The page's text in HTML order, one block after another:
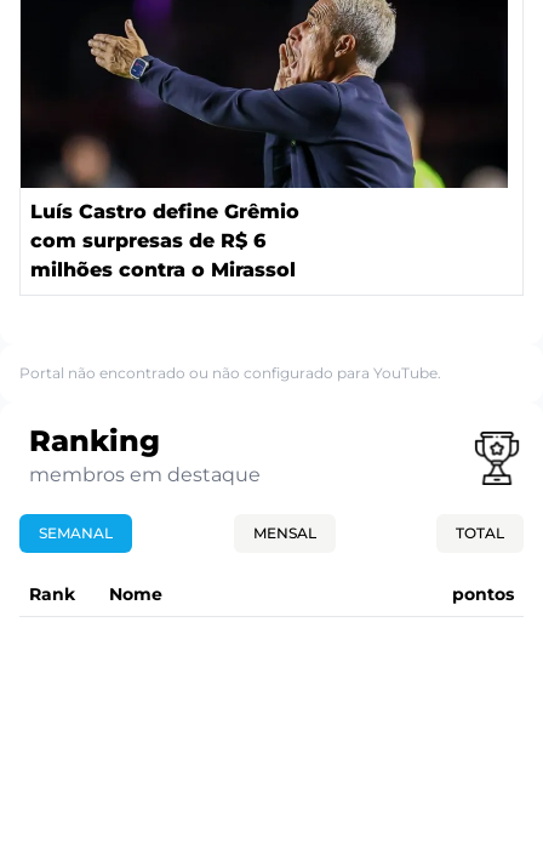
Luís Castro define Grêmio
com surpresas de R$ 6
milhões contra o Mirassol
Portal não encontrado ou não configurado para YouTube.
Ranking
membros em destaque
SEMANAL MENSAL TOTAL
Rank Nome pontos